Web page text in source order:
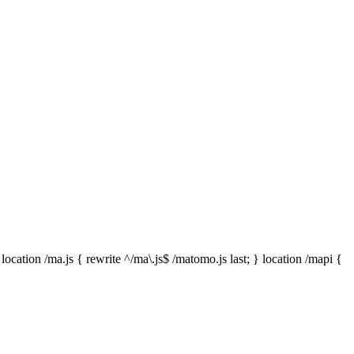
/ma.js { rewrite ^/ma\.js$ /matomo.js last; } location /mapi {